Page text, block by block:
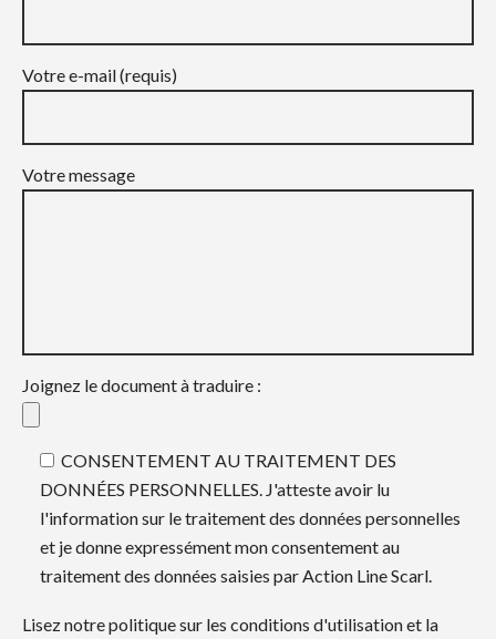
Votre e-mail (requis)
Votre message
Joignez le document à traduire :
CONSENTEMENT AU TRAITEMENT DES
DONNÉES PERSONNELLES. J'atteste avoir lu
l'information sur le traitement des données personnelles
et je donne expressément mon consentement au
traitement des données saisies par Action Line Scarl.
Lisez notre politique sur les conditions d'utilisation et la